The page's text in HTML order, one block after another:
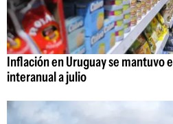
Inflación en Uruguay se mantuvo
interanual a julio